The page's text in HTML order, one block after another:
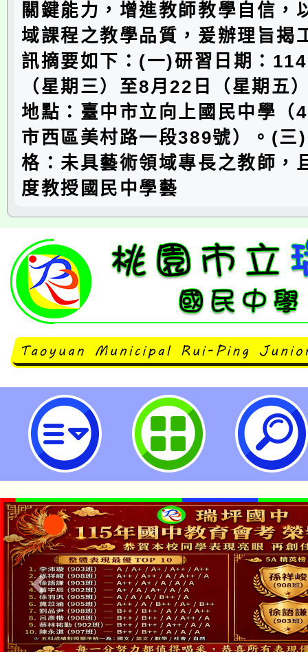
關鍵能力，增進教師教學自信，
域課程之教學品質，爰辦理旨揭
訊摘要如下：(一)研習日期：
（星期三）至8月22日（星期五
地點：臺中市立向上國民中學（
市西區美村路一段389號）。(三
格：未具藝術領域專長之教師，
度教授國民中學藝
114學年度國民中學未具藝術領域
能工作坊-桃園市立瑞坪國民中學
「本色祭」8/29、30在